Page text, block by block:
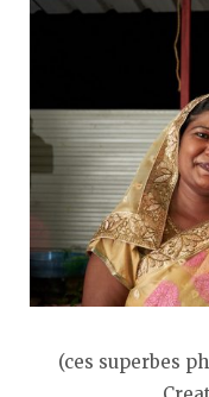
(ces superbes